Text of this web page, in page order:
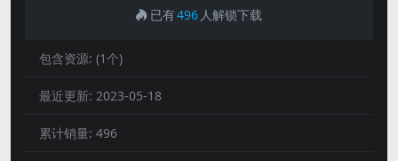
已有496 人解锁下载
包含资源: (1个)
最近更新: 2023-05-18
累计销量: 496